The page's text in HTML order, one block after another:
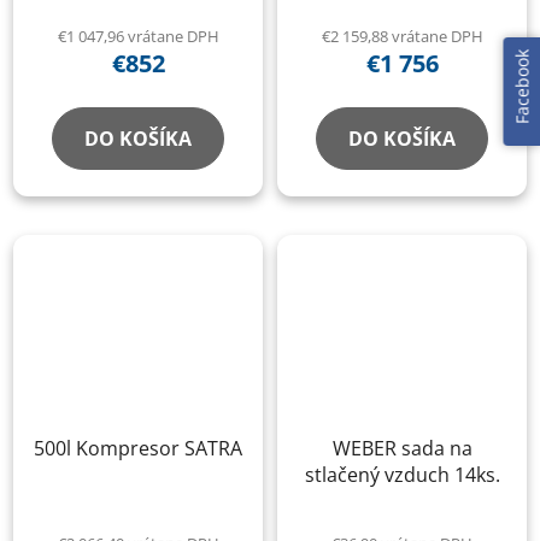
€1 047,96 vrátane DPH
€852
DO KOŠÍKA
€2 159,88 vrátane DPH
€1 756
DO KOŠÍKA
500l Kompresor SATRA
WEBER sada na
stlačený vzduch 14ks.
Facebook